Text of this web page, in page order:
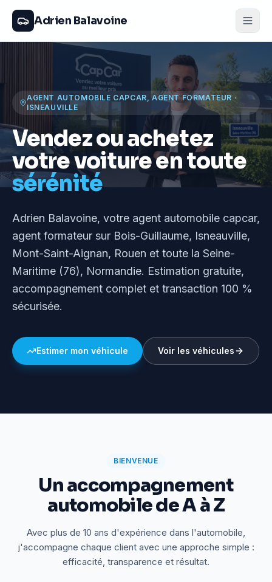
Adrien Balavoine
AGENT AUTOMOBILE CAPCAR, AGENT FORMATEUR ·
ISNEAUVILLE
Vendez ou achetez
votre voiture en toute
sérénité
Adrien Balavoine, votre agent automobile capcar,
agent formateur sur Bois-Guillaume, Isneauville,
Mont-Saint-Aignan, Rouen et toute la Seine-
Maritime (76), Normandie. Estimation gratuite,
accompagnement complet et transaction 100 %
sécurisée.
Estimer mon véhicule Voir les véhicules
BIENVENUE
Un accompagnement
automobile de A à Z
Avec plus de 10 ans d'expérience dans l'automobile,
j'accompagne chaque client avec une approche simple :
efficacité, transparence et résultat.